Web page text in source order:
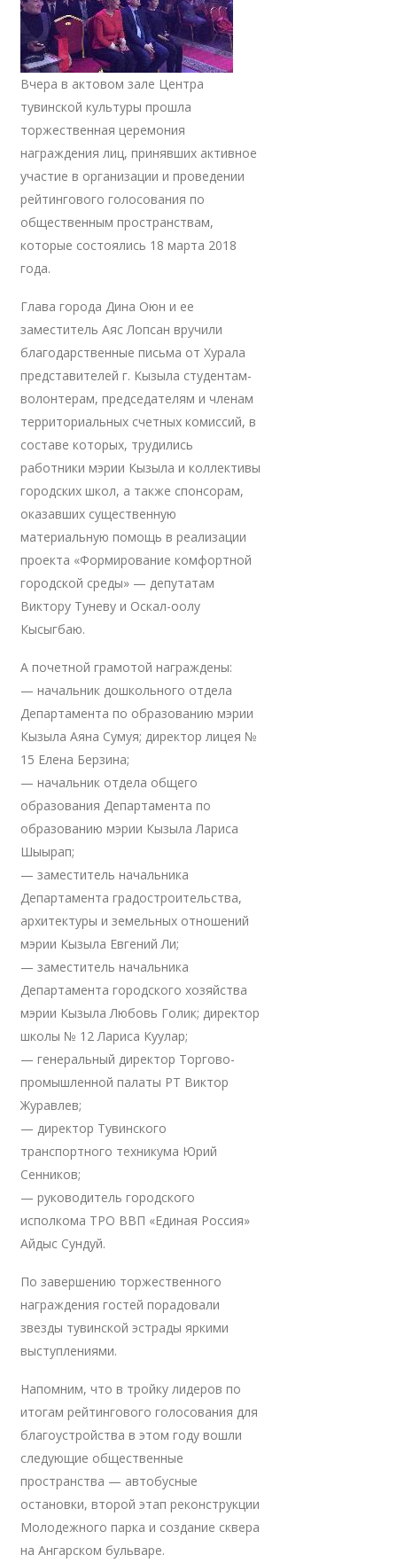
Вчера в актовом зале Центра
тувинской культуры прошла
торжественная церемония
награждения лиц, принявших активное
участие в организации и проведении
рейтингового голосования по
общественным пространствам,
которые состоялись 18 марта 2018
года.
Глава города Дина Оюн и ее
заместитель Аяс Лопсан вручили
благодарственные письма от Хурала
представителей г. Кызыла студентам-
волонтерам, председателям и членам
территориальных счетных комиссий, в
составе которых, трудились
работники мэрии Кызыла и коллективы
городских школ, а также спонсорам,
оказавших существенную
материальную помощь в реализации
проекта «Формирование комфортной
городской среды» — депутатам
Виктору Туневу и Оскал-оолу
Кысыгбаю.
А почетной грамотой награждены:
— начальник дошкольного отдела
Департамента по образованию мэрии
Кызыла Аяна Сумуя; директор лицея №
15 Елена Берзина;
— начальник отдела общего
образования Департамента по
образованию мэрии Кызыла Лариса
Шыырап;
— заместитель начальника
Департамента градостроительства,
архитектуры и земельных отношений
мэрии Кызыла Евгений Ли;
— заместитель начальника
Департамента городского хозяйства
мэрии Кызыла Любовь Голик; директор
школы № 12 Лариса Куулар;
— генеральный директор Торгово-
промышленной палаты РТ Виктор
Журавлев;
— директор Тувинского
транспортного техникума Юрий
Сенников;
— руководитель городского
исполкома ТРО ВВП «Единая Россия»
Айдыс Сундуй.
По завершению торжественного
награждения гостей порадовали
звезды тувинской эстрады яркими
выступлениями.
Напомним, что в тройку лидеров по
итогам рейтингового голосования для
благоустройства в этом году вошли
следующие общественные
пространства — автобусные
остановки, второй этап реконструкции
Молодежного парка и создание сквера
на Ангарском бульваре.